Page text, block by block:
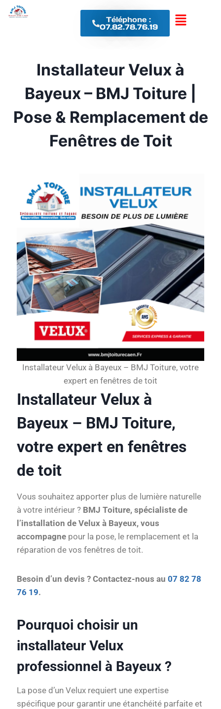
Téléphone :
07.82.78.76.19
Installateur Velux à
Bayeux – BMJ Toiture |
Pose & Remplacement de
Fenêtres de Toit
Installateur Velux à Bayeux – BMJ Toiture, votre
expert en fenêtres de toit
Installateur Velux à
Bayeux – BMJ Toiture,
votre expert en fenêtres
de toit
Vous souhaitez apporter plus de lumière naturelle
à votre intérieur ? BMJ Toiture, spécialiste de
l’installation de Velux à Bayeux, vous
accompagne pour la pose, le remplacement et la
réparation de vos fenêtres de toit.
Besoin d’un devis ? Contactez-nous au 07 82 78
76 19.
Pourquoi choisir un
installateur Velux
professionnel à Bayeux ?
La pose d’un Velux requiert une expertise
spécifique pour garantir une étanchéité parfaite et